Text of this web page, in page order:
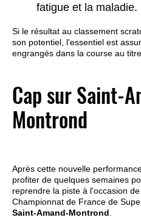
fatigue et la maladie.
Si le résultat au classement
son potentiel, l'essentiel est
engrangés dans la course au
Cap sur Saint-
Montrond
Après cette nouvelle
profiter de quelques semaines
reprendre la piste à l'occasion
Championnat de France de
Saint-Amand-Montrond